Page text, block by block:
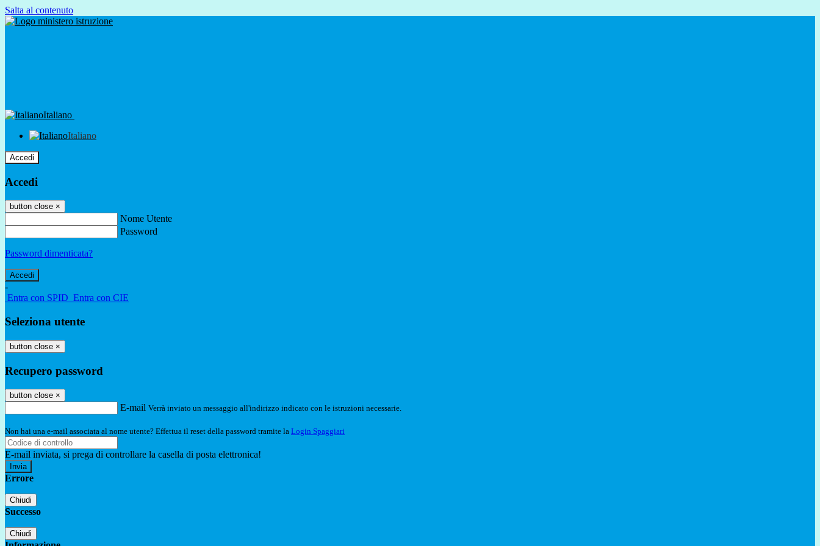
Salta al contenuto
Italiano
Italiano
Accedi
Accedi
button close ×
Nome Utente
Password
Password dimenticata?
-
Entra con SPID Entra con CIE
Seleziona utente
button close ×
Recupero password
button close ×
E-mail Verrà inviato un messaggio all'indirizzo indicato con le istruzioni necessarie.
Non hai una e-mail associata al nome utente? Effettua il reset della password tramite la Login Spaggiari
E-mail inviata, si prega di controllare la casella di posta elettronica!
Errore
Chiudi
Successo
Chiudi